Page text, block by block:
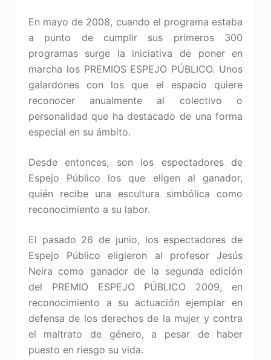
En mayo de 2008, cuando el programa estaba
a punto de cumplir sus primeros 300
programas surge la iniciativa de poner en
marcha los PREMIOS ESPEJO PÚBLICO. Unos
galardones con los que el espacio quiere
reconocer anualmente al colectivo o
personalidad que ha destacado de una forma
especial en su ámbito.
Desde entonces, son los espectadores de
Espejo Público los que eligen al ganador,
quién recibe una escultura simbólica como
reconocimiento a su labor.
El pasado 26 de junio, los espectadores de
Espejo Público eligieron al profesor Jesús
Neira como ganador de la segunda edición
del PREMIO ESPEJO PÚBLICO 2009, en
reconocimiento a su actuación ejemplar en
defensa de los derechos de la mujer y contra
el maltrato de género, a pesar de haber
puesto en riesgo su vida.